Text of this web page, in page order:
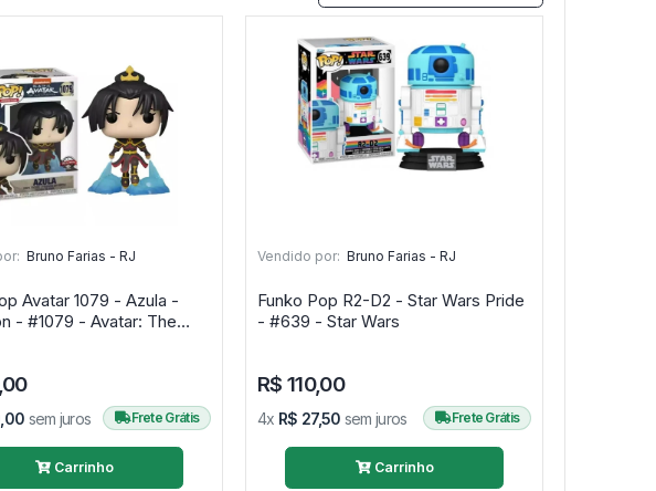
Bruno Farias - RJ
Avatar 1079 - Azula -
- #1079 - Avatar: The
sem juros Frete Grátis
Carrinho
Vendido por: Bruno Farias - RJ
Funko Pop R2-D2 - Star Wars Pride
- #639 - Star Wars
R$ 110,00
4x R$ 27,50 sem juros Frete Grátis
Carrinho